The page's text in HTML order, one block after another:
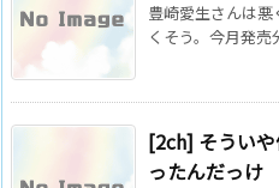
豊崎愛生さんは
くそう。今月発売
[2ch] そうい
ったんだっけ